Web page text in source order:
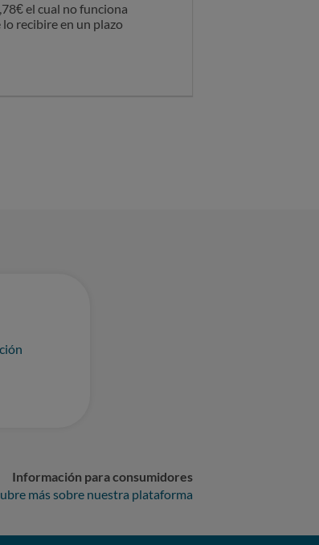
el cual no funciona
lo recibire en un plazo
Información para consumidores
más sobre nuestra plataforma